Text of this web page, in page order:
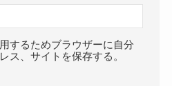
するためブラウザーに自分
ス、サイトを保存する。